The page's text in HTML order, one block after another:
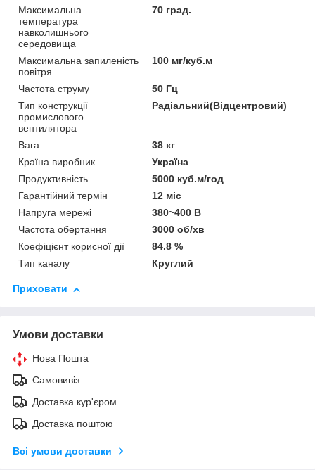
Максимальна
температура
навколишнього
середовища
70 град.
Максимальна запиленість
повітря
100 мг/куб.м
Частота струму
50 Гц
Тип конструкції
промислового
вентилятора
Радіальний(Відцентровий)
Вага
38 кг
Країна виробник
Україна
Продуктивність
5000 куб.м/год
Гарантійний термін
12 міс
Напруга мережі
380~400 В
Частота обертання
3000 об/хв
Коефіцієнт корисної дії
84.8 %
Тип каналу
Круглий
Приховати
Умови доставки
Нова Пошта
Самовивіз
Доставка кур'єром
Доставка поштою
Всі умови доставки